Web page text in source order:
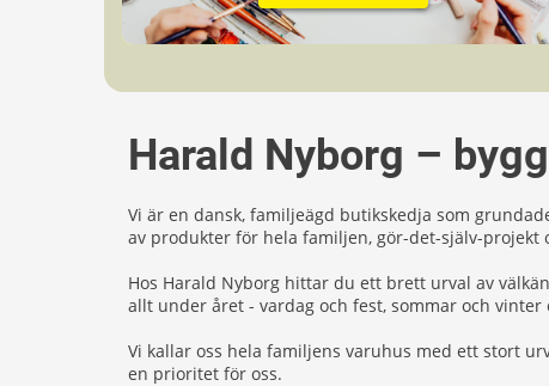
Harald Nyborg –
Vi är en dansk, familjeägd butikskedja som
av produkter för hela familjen, gör-det-själv-projekt
Hos Harald Nyborg hittar du ett brett urval av
allt under året - vardag och fest, sommar och
Vi kallar oss hela familjens varuhus med ett stort
en prioritet för oss.